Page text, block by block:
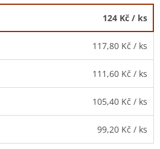
124 Kč / ks
117,80 Kč / ks
111,60 Kč / ks
105,40 Kč / ks
99,20 Kč / ks